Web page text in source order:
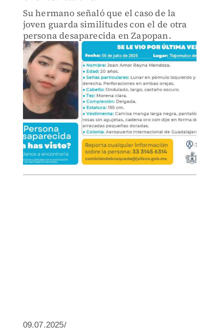
Su hermano señaló que el caso de la
joven guarda similitudes con el de otra
persona desaparecida en Zapopan.
09.07.2025/